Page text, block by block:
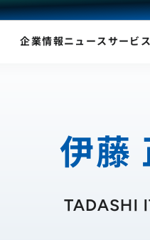
企業情報ニュースサービス
伊藤
TADASHI